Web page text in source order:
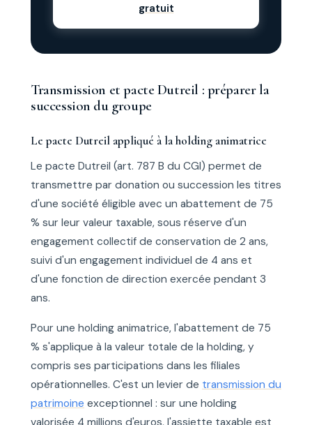
gratuit
Transmission et pacte Dutreil : préparer la
succession du groupe
Le pacte Dutreil appliqué à la holding animatrice
Le pacte Dutreil (art. 787 B du CGI) permet de
transmettre par donation ou succession les titres
d'une société éligible avec un abattement de 75
% sur leur valeur taxable, sous réserve d'un
engagement collectif de conservation de 2 ans,
suivi d'un engagement individuel de 4 ans et
d'une fonction de direction exercée pendant 3
ans.
Pour une holding animatrice, l'abattement de 75
% s'applique à la valeur totale de la holding, y
compris ses participations dans les filiales
opérationnelles. C'est un levier de transmission du
patrimoine exceptionnel : sur une holding
valorisée 4 millions d'euros, l'assiette taxable est